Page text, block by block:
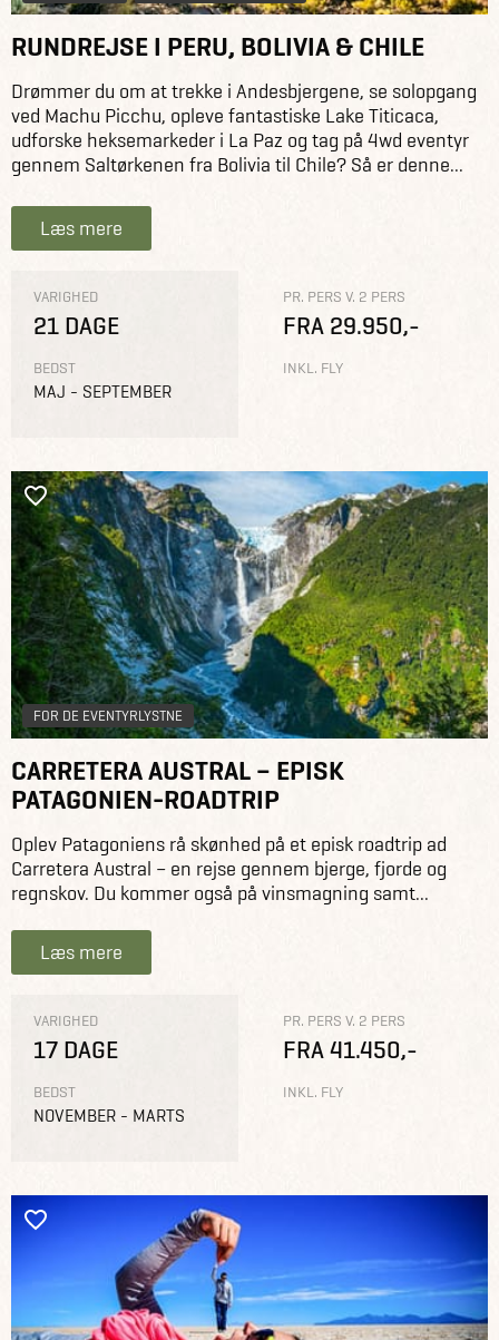
RUNDREJSE I PERU, BOLIVIA & CHILE
Drømmer du om at trekke i Andesbjergene, se solopgang
ved Machu Picchu, opleve fantastiske Lake Titicaca,
udforske heksemarkeder i La Paz og tag på 4wd eventyr
gennem Saltørkenen fra Bolivia til Chile? Så er denne...
Læs mere
VARIGHED
21 DAGE
BEDST
MAJ - SEPTEMBER
PR. PERS V. 2 PERS
FRA 29.950,-
INKL. FLY
FOR DE EVENTYRLYSTNE
CARRETERA AUSTRAL – EPISK
PATAGONIEN-ROADTRIP
Oplev Patagoniens rå skønhed på et episk roadtrip ad
Carretera Austral – en rejse gennem bjerge, fjorde og
regnskov. Du kommer også på vinsmagning samt...
Læs mere
VARIGHED
17 DAGE
BEDST
NOVEMBER - MARTS
PR. PERS V. 2 PERS
FRA 41.450,-
INKL. FLY